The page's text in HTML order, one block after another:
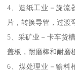
4、造纸工业－旋流
片，转换导管，过渡
5、采矿业－卡车货
盖板，耐磨棒和耐磨
6、煤处理业－输料